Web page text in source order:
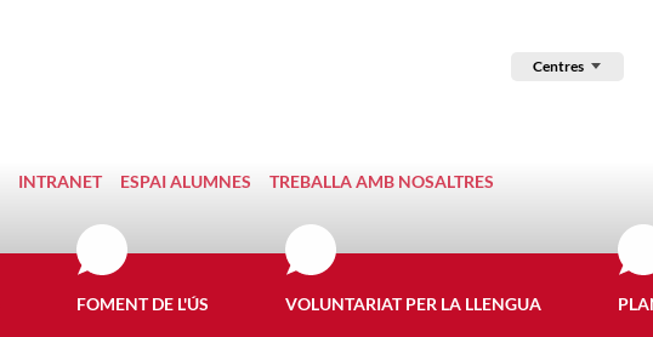
Centres
INTRANET ESPAI ALUMNES TREBALLA AMB NOSALTRES
FOMENT DE L'ÚS VOLUNTARIAT PER LA LLENGUA